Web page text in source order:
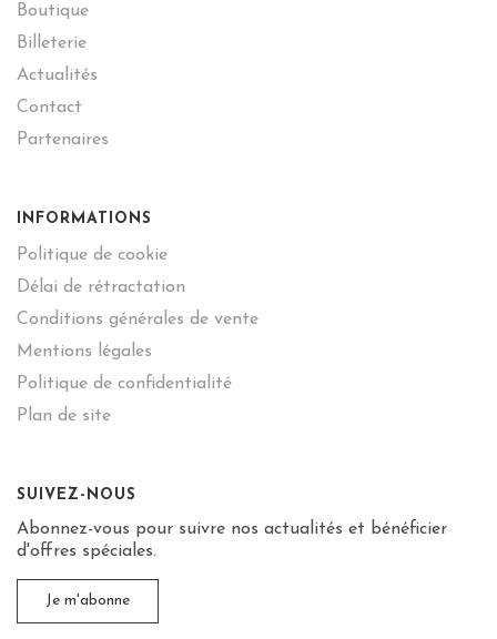
Boutique
Billeterie
Actualités
Contact
Partenaires
INFORMATIONS
Politique de cookie
Délai de rétractation
Conditions générales de vente
Mentions légales
Politique de confidentialité
Plan de site
SUIVEZ-NOUS
Abonnez-vous pour suivre nos actualités et bénéficier
d'offres spéciales.
Je m'abonne